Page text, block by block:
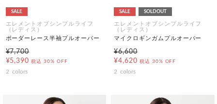
SALE
エレメントオブシンプルライフ
（レディス）
ボーダーレース半袖プルオーバー
¥7,700
¥5,390 税込 30% OFF
2 colors
SALE SOLDOUT
エレメントオブシンプルライフ
（レディス）
マイクロギンガムプルオーバー
¥6,600
¥4,620 税込 30% OFF
2 colors